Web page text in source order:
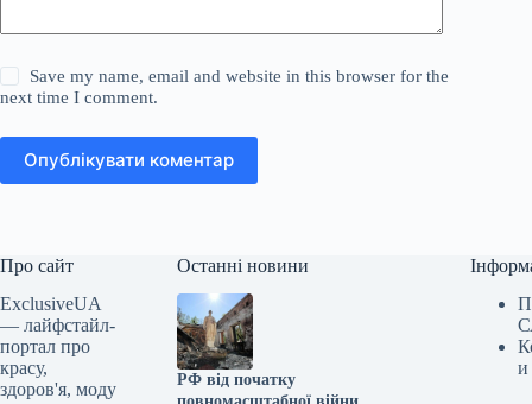
Save my name, email and website in this browser for the
next time I comment.
Опублікувати коментар
Про сайт
ExclusiveUA
— лайфстайл-
портал про
красу,
здоров'я, моду
Останні новини
РФ від початку
и